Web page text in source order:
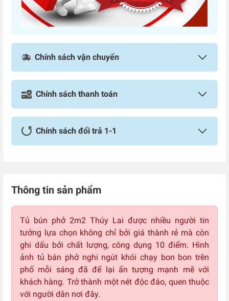
Chính sách vận chuyển
Chính sách thanh toán
Chính sách đổi trả 1-1
Thông tin sản phẩm
Tủ bún phở 2m2 Thúy Lai được nhiều người tin
tưởng lựa chọn không chỉ bởi giá thành rẻ mà còn
ghi dấu bởi chất lượng, công dụng 10 điểm. Hình
ảnh tủ bán phở nghi ngút khói chạy bon bon trên
phố mỗi sáng đã để lại ấn tượng mạnh mẽ với
khách hàng. Trở thành một nét độc đáo, quen thuộc
với người dân nơi đây.